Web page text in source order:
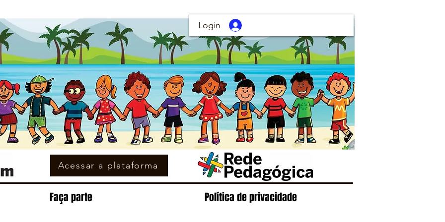
Login
Acessar a plataforma
Faça parte Política de privacidade